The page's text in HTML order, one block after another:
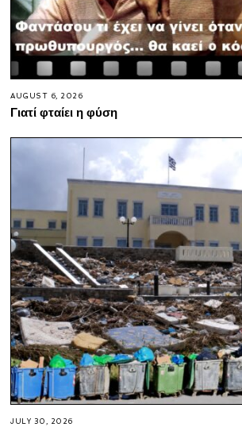
AUGUST 6, 2026
Γιατί φταίει η φύση
JULY 30, 2026